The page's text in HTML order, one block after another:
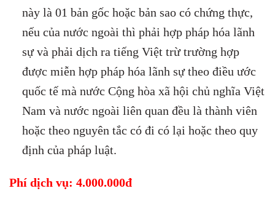
này là 01 bản gốc hoặc bản sao có chứng thực,
nếu của nước ngoài thì phải hợp pháp hóa lãnh
sự và phải dịch ra tiếng Việt trừ trường hợp
được miễn hợp pháp hóa lãnh sự theo điều ước
quốc tế mà nước Cộng hòa xã hội chủ nghĩa Việt
Nam và nước ngoài liên quan đều là thành viên
hoặc theo nguyên tắc có đi có lại hoặc theo quy
định của pháp luật.
Phí dịch vụ: 4.000.000đ